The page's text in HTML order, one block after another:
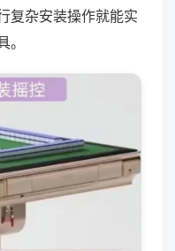
复杂安装操作就能实